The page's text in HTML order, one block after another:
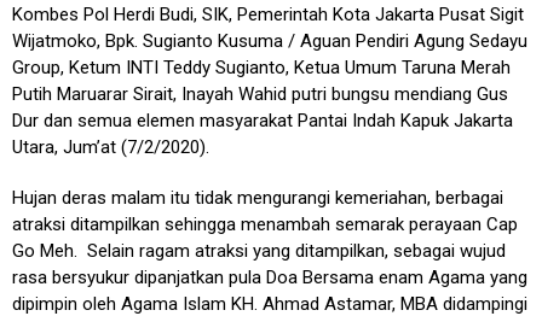
Kombes Pol Herdi Budi, SIK, Pemerintah Kota Jakarta Pusat Sigit
Wijatmoko, Bpk. Sugianto Kusuma / Aguan Pendiri Agung Sedayu
Group, Ketum INTI Teddy Sugianto, Ketua Umum Taruna Merah
Putih Maruarar Sirait, Inayah Wahid putri bungsu mendiang Gus
Dur dan semua elemen masyarakat Pantai Indah Kapuk Jakarta
Utara, Jum’at (7/2/2020).
Hujan deras malam itu tidak mengurangi kemeriahan, berbagai
atraksi ditampilkan sehingga menambah semarak perayaan Cap
Go Meh. Selain ragam atraksi yang ditampilkan, sebagai wujud
rasa bersyukur dipanjatkan pula Doa Bersama enam Agama yang
dipimpin oleh Agama Islam KH. Ahmad Astamar, MBA didampingi